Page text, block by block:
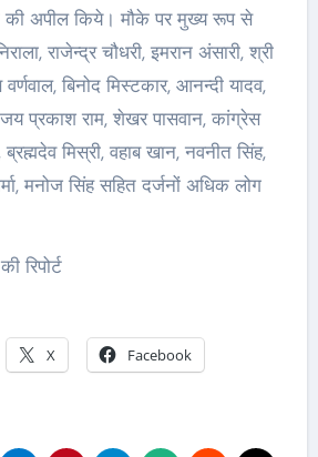
की अपील किये। मौके पर मुख्य रूप से
राजेन्द्र चौधरी, इमरान अंसारी, श्री
बिनोद मिस्टकार, आनन्दी यादव,
प्रकाश राम, शेखर पासवान, कांग्रेस
मिस्री, वहाब खान, नवनीत सिंह,
मनोज सिंह सहित दर्जनों अधिक लोग
रिपोर्ट
X Facebook